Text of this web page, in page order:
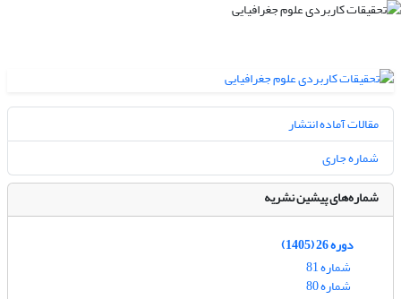
مقالات آماده انتشار
شماره جاری
شماره‌های پیشین نشریه
دوره 26 (1405)
شماره 81
شماره 80